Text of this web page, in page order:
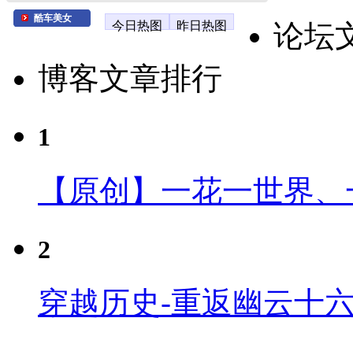
酷车美女
今日热图 昨日热图
论坛
博客文章排行
1
【原创】一花一世界
2
穿越历史-重返幽云十